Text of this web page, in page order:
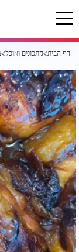
דף הבית מתכונים ואוכל